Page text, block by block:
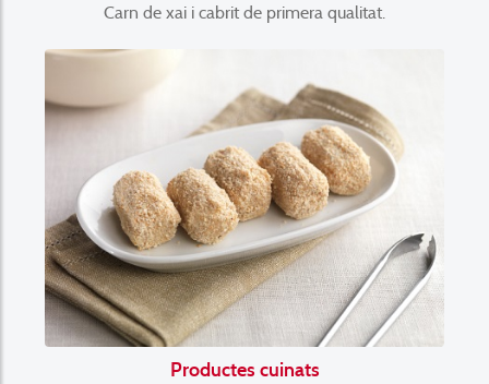
Carn de xai i cabrit de primera qualitat.
Productes cuinats